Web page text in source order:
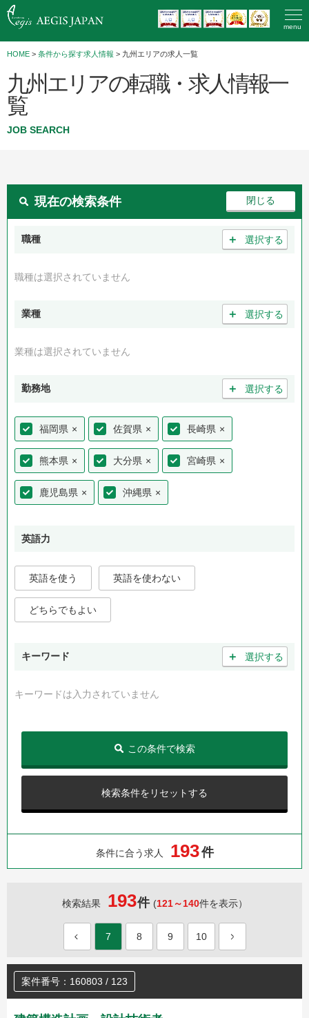
menu
HOME > 条件から探す求人情報 > 九州エリアの求人一覧
九州エリアの転職・求人情報一
覧
JOB SEARCH
現在の検索条件
職種 ＋ 選択する
職種は選択されていません
業種 ＋ 選択する
業種は選択されていません
勤務地 ＋ 選択する
福岡県 × 佐賀県 × 長崎県 ×
熊本県 × 大分県 × 宮崎県 ×
鹿児島県 × 沖縄県 ×
英語力
英語を使う 英語を使わない
どちらでもよい
キーワード ＋ 選択する
キーワードは入力されていません
検索条件をリセットする
この条件で検索
条件に合う求人 193件
検索結果 193件 (121～140件を表示）
7 8 9 10
案件番号：160803 / 123